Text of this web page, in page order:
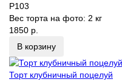
P103
Вес торта на фото: 2 кг
1850 р.
В корзину
Торт клубничный поцелуй